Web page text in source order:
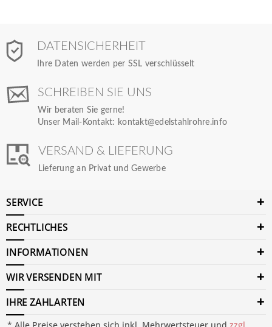
DATENSICHERHEIT
Ihre Daten werden per SSL verschlüsselt
SCHREIBEN SIE UNS
Wir beraten Sie gerne!
Unser Mail-Kontakt: kontakt@edelstahlrohre.info
VERSAND & LIEFERUNG
Lieferung an Privat und Gewerbe
SERVICE
RECHTLICHES
INFORMATIONEN
WIR VERSENDEN MIT
IHRE ZAHLARTEN